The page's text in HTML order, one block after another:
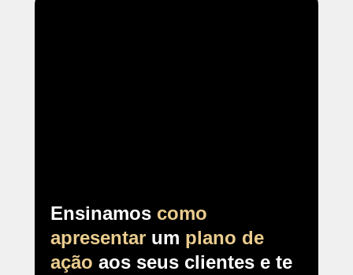
Ensinamos como
apresentar um plano de
ação aos seus clientes e te